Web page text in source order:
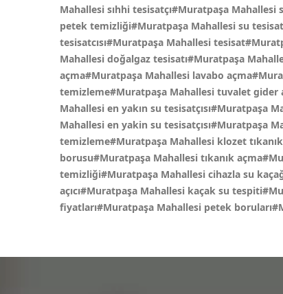
Mahallesi sıhhi tesisatçı#Muratpaşa
petek temizliği#Muratpaşa Mahallesi su
tesisatcısı#Muratpaşa Mahallesi
Mahallesi doğalgaz tesisatı#Muratpaşa
açma#Muratpaşa Mahallesi lavabo
temizleme#Muratpaşa Mahallesi tuvalet gider
Mahallesi en yakın su tesisatçısı#Muratpaşa
Mahallesi en yakin su tesisatçısı#Muratpaşa
temizleme#Muratpaşa Mahallesi klozet
borusu#Muratpaşa Mahallesi tıkanık
temizliği#Muratpaşa Mahallesi cihazla su
açıcı#Muratpaşa Mahallesi kaçak su
fiyatları#Muratpaşa Mahallesi petek